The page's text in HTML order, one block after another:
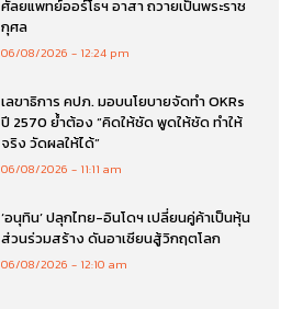
ศัลยแพทย์ออร์โธฯ อาสา ถวายเป็นพระราช
กุศล
06/08/2026 12:24 pm
เลขาธิการ คปภ. มอบนโยบายจัดทำ OKRs
ปี 2570 ย้ำต้อง “คิดให้ชัด พูดให้ชัด ทำให้
จริง วัดผลให้ได้”
06/08/2026 11:11 am
‘อนุทิน’ ปลุกไทย-อินโดฯ เปลี่ยนคู่ค้าเป็นหุ้น
ส่วนร่วมสร้าง ดันอาเซียนสู้วิกฤตโลก
06/08/2026 12:10 am